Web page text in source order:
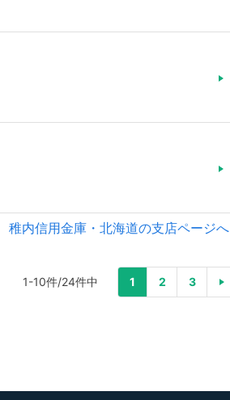
稚内信用金庫・北海道の支店ページへ
1-10件/24件中 1 2 3